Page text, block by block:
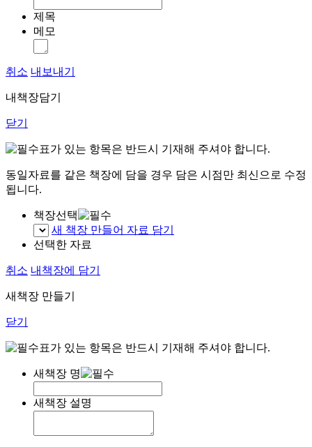
제목
메모
취소 내보내기
내책장담기
닫기
표가 있는 항목은 반드시 기재해 주셔야 합니다.
동일자료를 같은 책장에 담을 경우 담은 시점만 최신으로 수정
됩니다.
책장선택
새 책장 만들어 자료 담기
선택한 자료
취소 내책장에 담기
새책장 만들기
닫기
표가 있는 항목은 반드시 기재해 주셔야 합니다.
새책장 명
새책장 설명